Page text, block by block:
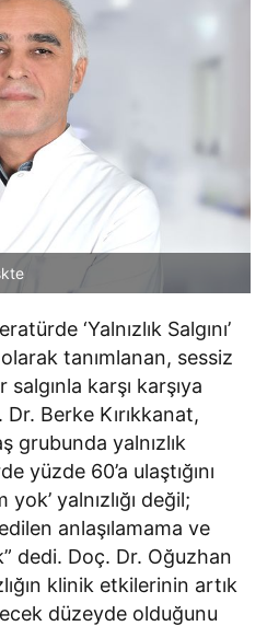
‘Yalnızlık Salgını’
tanımlanan, sessiz
karşı karşıya
Berke Kırıkkanat,
grubunda yalnızlık
yüzde 60’a ulaştığını
yalnızlığı değil;
anlaşılamama ve
dedi. Doç. Dr. Oğuzhan
klinik etkilerinin artık
düzeyde olduğunu